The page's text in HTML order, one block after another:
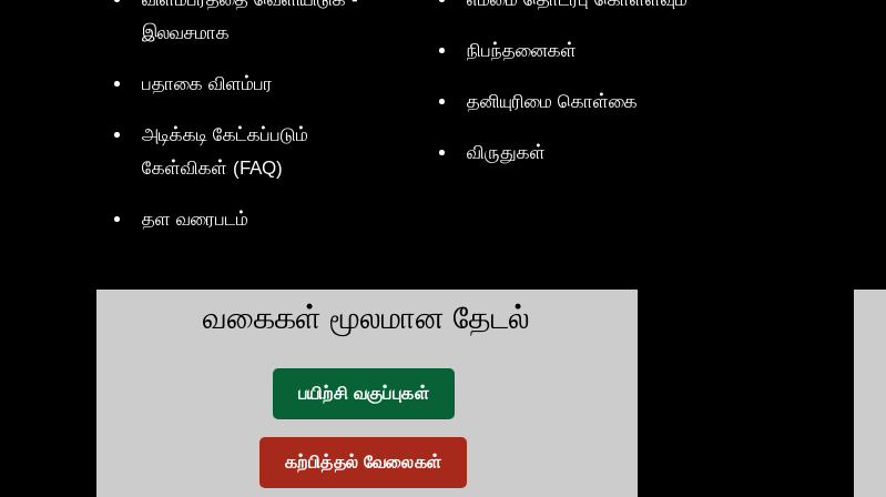
இலவசமாக
பதாகை விளம்பர
அடிக்கடி கேட்கப்படும்
கேள்விகள் (FAQ)
தள வரைபடம்
நிபந்தனைகள்
தனியுரிமை கொள்கை
விருதுகள்
வகைகள் மூலமான தேடல்
பயிற்சி வகுப்புகள்
கற்பித்தல் வேலைகள்